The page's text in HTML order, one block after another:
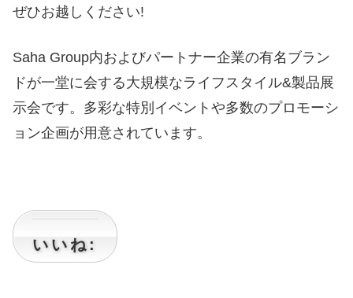
ぜひお越しください!
Saha Group内およびパートナー企業の有名ブラン
ドが一堂に会する大規模なライフスタイル&製品展
示会です。多彩な特別イベントや多数のプロモーシ
ョン企画が用意されています。
いいね: